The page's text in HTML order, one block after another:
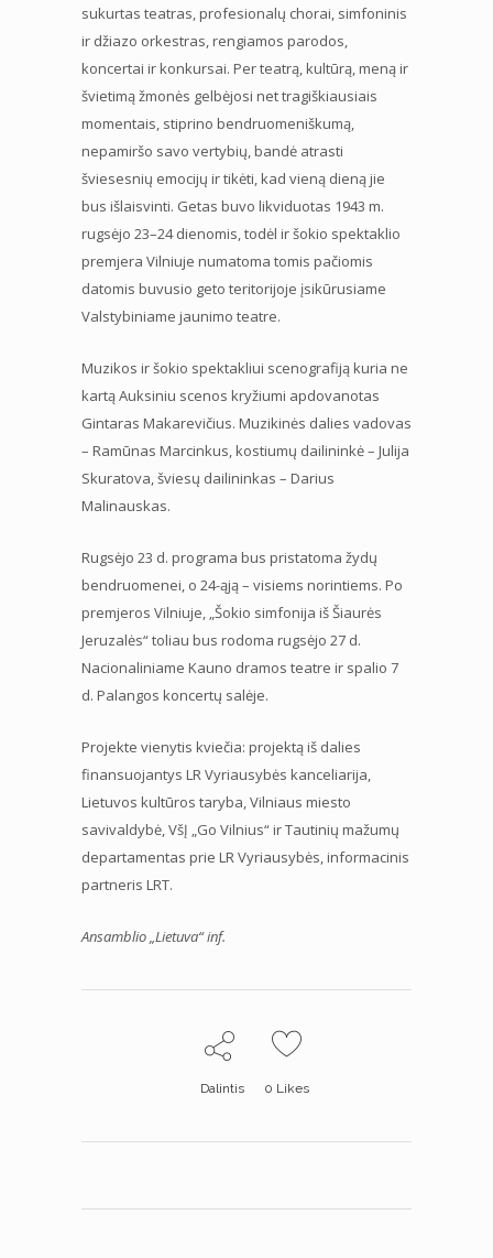
sukurtas teatras, profesionalų chorai, simfoninis
ir džiazo orkestras, rengiamos parodos,
koncertai ir konkursai. Per teatrą, kultūrą, meną ir
švietimą žmonės gelbėjosi net tragiškiausiais
momentais, stiprino bendruomeniškumą,
nepamiršo savo vertybių, bandė atrasti
šviesesnių emocijų ir tikėti, kad vieną dieną jie
bus išlaisvinti. Getas buvo likviduotas 1943 m.
rugsėjo 23–24 dienomis, todėl ir šokio spektaklio
premjera Vilniuje numatoma tomis pačiomis
datomis buvusio geto teritorijoje įsikūrusiame
Valstybiniame jaunimo teatre.
Muzikos ir šokio spektakliui scenografiją kuria ne
kartą Auksiniu scenos kryžiumi apdovanotas
Gintaras Makarevičius. Muzikinės dalies vadovas
– Ramūnas Marcinkus, kostiumų dailininkė – Julija
Skuratova, šviesų dailininkas – Darius
Malinauskas.
Rugsėjo 23 d. programa bus pristatoma žydų
bendruomenei, o 24-ąją – visiems norintiems. Po
premjeros Vilniuje, „Šokio simfonija iš Šiaurės
Jeruzalės“ toliau bus rodoma rugsėjo 27 d.
Nacionaliniame Kauno dramos teatre ir spalio 7
d. Palangos koncertų salėje.
Projekte vienytis kviečia: projektą iš dalies
finansuojantys LR Vyriausybės kanceliarija,
Lietuvos kultūros taryba, Vilniaus miesto
savivaldybė, VšĮ „Go Vilnius“ ir Tautinių mažumų
departamentas prie LR Vyriausybės, informacinis
partneris LRT.
Ansamblio „Lietuva“ inf.
Dalintis 0 Likes